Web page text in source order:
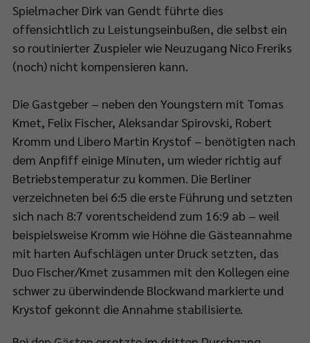
Spielmacher Dirk van Gendt führte dies
offensichtlich zu Leistungseinbußen, die selbst ein
so routinierter Zuspieler wie Neuzugang Nico Freriks
(noch) nicht kompensieren kann.
Die Gastgeber – neben den Youngstern mit Tomas
Kmet, Felix Fischer, Aleksandar Spirovski, Robert
Kromm und Libero Martin Krystof – benötigten nach
dem Anpfiff einige Minuten, um wieder richtig auf
Betriebstemperatur zu kommen. Die Berliner
verzeichneten bei 6:5 die erste Führung und setzten
sich nach 8:7 vorentscheidend zum 16:9 ab – weil
beispielsweise Kromm wie Höhne die Gästeannahme
mit harten Aufschlägen unter Druck setzten, das
Duo Fischer/Kmet zusammen mit den Kollegen eine
schwer zu überwindende Blockwand markierte und
Krystof gekonnt die Annahme stabilisierte.